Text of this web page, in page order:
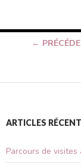
des
←
ARTICLES
Parcours de